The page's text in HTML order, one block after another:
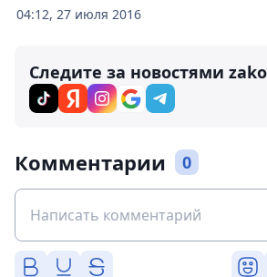
04:12, 27 июля 2016
Следите за новостями
Комментарии 0